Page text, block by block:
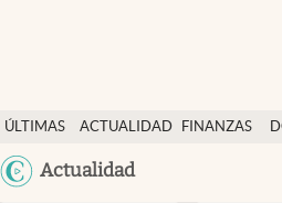
ÚLTIMAS
NOTICIAS
ACTUALIDAD
FINANZAS
Actualidad
Actualidad
Finanzas y economía